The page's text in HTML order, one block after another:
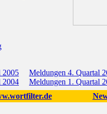
2005
Meldungen 4. Quartal
2004
Meldungen 1. Quartal